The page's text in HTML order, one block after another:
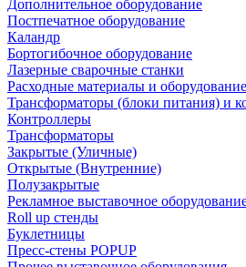
Дополнительное оборудование
Постпечатное оборудование
Каландр
Бортогибочное оборудование
Лазерные сварочные станки
Расходные материалы и
Трансформаторы (блоки питания) и
Контроллеры
Трансформаторы
Закрытые (Уличные)
Открытые (Внутренние)
Полузакрытые
Рекламное выставочное
Roll up стенды
Буклетницы
Пресс-стены POPUP